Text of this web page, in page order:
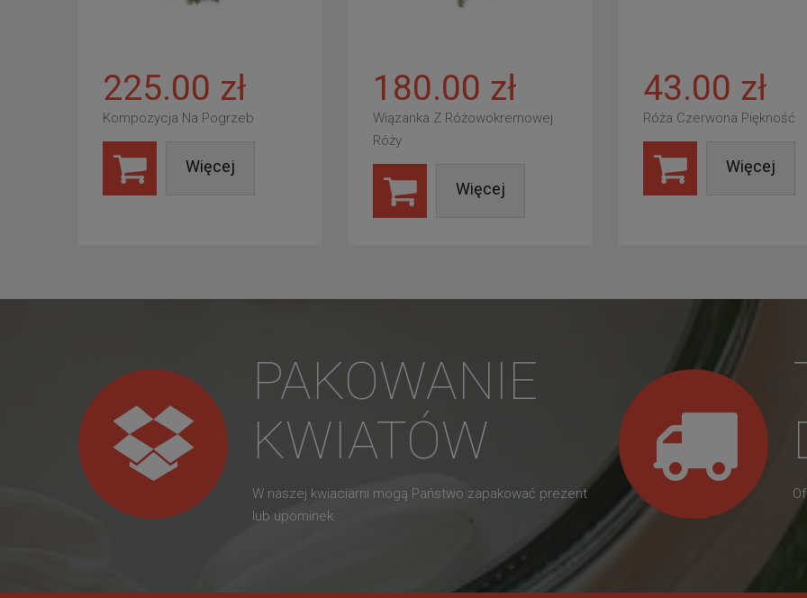
225.00 zł
Kompozycja Na Pogrzeb
Więcej
180.00 zł
Wiązanka Z Różowokremowej
Róży
Więcej
43.00 zł
Róża Czerwona Piękność
Więcej
PAKOWANIE
KWIATÓW
W naszej kwiaciarni mogą Państwo zapakować prezent
lub upominek.